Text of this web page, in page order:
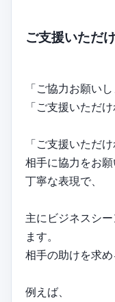
ご支援いただ
「ご協力お願い
「ご支援いただ
「ご支援いただ
相手に協力をお
丁寧な表現で、
主にビジネスシ
ます。
相手の助けを求め
例えば、